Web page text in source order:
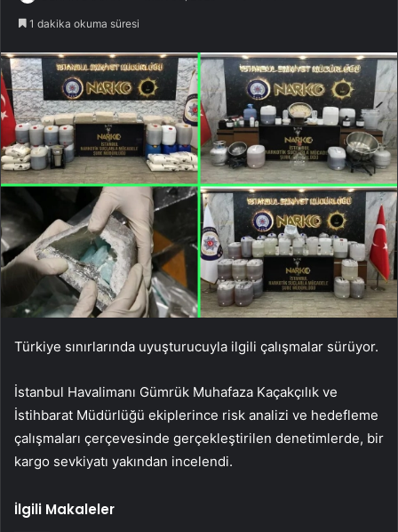
1 dakika okuma süresi
Türkiye sınırlarında uyuşturucuyla ilgili çalışmalar sürüyor.
İstanbul Havalimanı Gümrük Muhafaza Kaçakçılık ve
İstihbarat Müdürlüğü ekiplerince risk analizi ve hedefleme
çalışmaları çerçevesinde gerçekleştirilen denetimlerde, bir
kargo sevkiyatı yakından incelendi.
İlgili Makaleler